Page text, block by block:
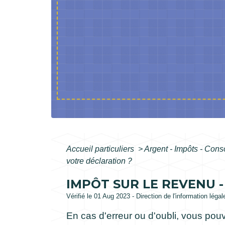
Accueil particuliers >Argent - Impôts -
votre déclaration ?
IMPÔT SUR LE REVENU
Vérifié le 01 Aug 2023 - Direction de l'information
En cas d'erreur ou d'oubli, vous